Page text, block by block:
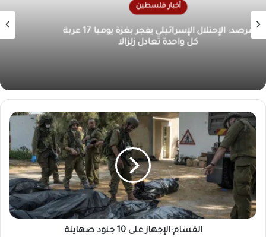
أخبار فلسطين
الأونروا تحذر من كارثة إنسانية في غزة بسبب تدهور
الوضع الصحي والمعيشي
القسام:الإجهاز على 10 جنود صهاينة